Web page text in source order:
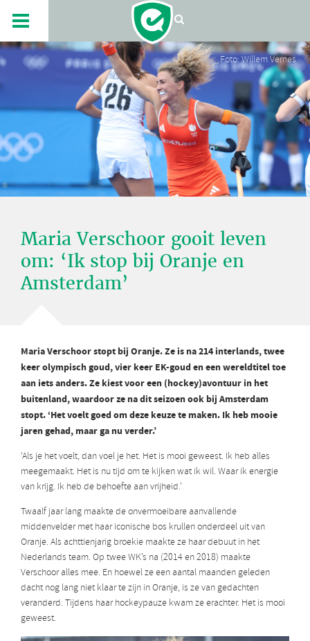
Foto: Willem Vernes
Maria Verschoor gooit leven
om: ‘Ik stop bij Oranje en
Amsterdam’
Maria Verschoor stopt bij Oranje. Ze is na 214 interlands, twee
keer olympisch goud, vier keer EK-goud en een wereldtitel toe
aan iets anders. Ze kiest voor een (hockey)avontuur in het
buitenland, waardoor ze na dit seizoen ook bij Amsterdam
stopt. ‘Het voelt goed om deze keuze te maken. Ik heb mooie
jaren gehad, maar ga nu verder.’
‘Als je het voelt, dan voel je het. Het is mooi geweest. Ik heb alles
meegemaakt. Het is nu tijd om te kijken wat ik wil. Waar ik energie
van krijg. Ik heb de behoefte aan vrijheid.’
Twaalf jaar lang maakte de onvermoeibare aanvallende
middenvelder met haar iconische bos krullen onderdeel uit van
Oranje. Als achttienjarig broekie maakte ze haar debuut in het
Nederlands team. Op twee WK’s na (2014 en 2018) maakte
Verschoor alles mee. En hoewel ze een aantal maanden geleden
dacht nog lang niet klaar te zijn in Oranje, is ze van gedachten
veranderd. Tijdens haar hockeypauze kwam ze erachter. Het is mooi
geweest.